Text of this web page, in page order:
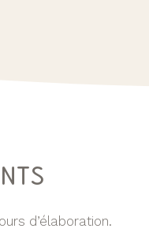
d’élaboration.